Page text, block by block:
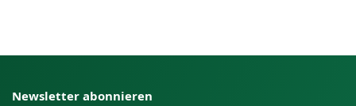
Newsletter abonnieren